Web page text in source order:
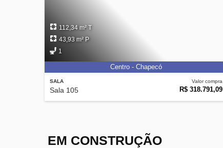
SALA
Sala 105
Valor compra
R$ 318.791,09
112,34 m² T
43,93 m² P
1
Centro - Chapecó
EM CONSTRUÇÃO